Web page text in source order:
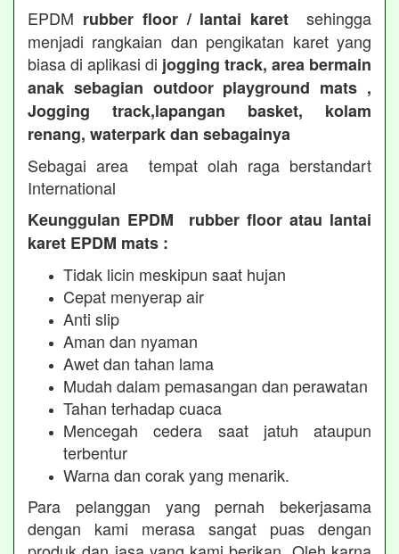
EPDM rubber floor / lantai karet sehingga
menjadi rangkaian dan pengikatan karet yang
biasa di aplikasi di jogging track, area bermain
anak sebagian outdoor playground mats ,
Jogging track,lapangan basket, kolam
renang, waterpark dan sebagainya
Sebagai area tempat olah raga berstandart
International
Keunggulan EPDM rubber floor atau lantai
karet EPDM mats :
Tidak licin meskipun saat hujan
Cepat menyerap air
Anti slip
Aman dan nyaman
Awet dan tahan lama
Mudah dalam pemasangan dan perawatan
Tahan terhadap cuaca
Mencegah cedera saat jatuh ataupun
terbentur
Warna dan corak yang menarik.
Para pelanggan yang pernah bekerjasama
dengan kami merasa sangat puas dengan